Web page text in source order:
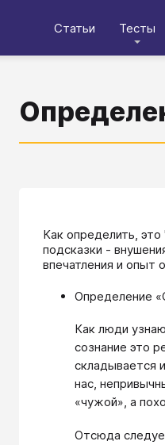
Статьи Тесты
Как определить,
подсказки -
впечатления и опыт
Определение
Как люди
сознание это
складывается
нас,
«чужой», а
Отсюда